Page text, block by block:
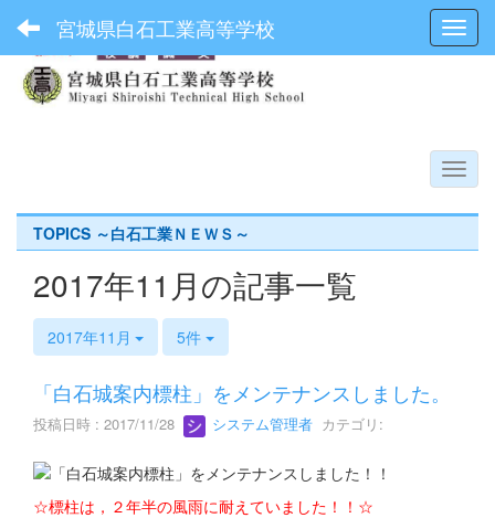
宮城県白石工業高等学校
TOPICS ～白石工業ＮＥＷＳ～
2017年11月の記事一覧
2017年11月 5件
「白石城案内標柱」をメンテナンスしました。
投稿日時 : 2017/11/28 システム管理者 カテゴリ:
☆標柱は，２年半の風雨に耐えていました！！☆